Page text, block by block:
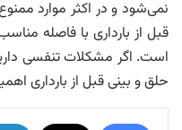
نمی‌شود و در اکثر موارد
قبل از بارداری با فاصله
است. اگر مشکلات تنفسی
حلق و بینی قبل از بارداری